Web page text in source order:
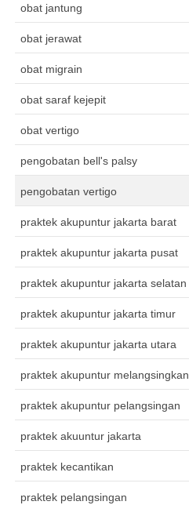
obat jantung
obat jerawat
obat migrain
obat saraf kejepit
obat vertigo
pengobatan bell's palsy
pengobatan vertigo
praktek akupuntur jakarta barat
praktek akupuntur jakarta pusat
praktek akupuntur jakarta selatan
praktek akupuntur jakarta timur
praktek akupuntur jakarta utara
praktek akupuntur melangsingkan
praktek akupuntur pelangsingan
praktek akuuntur jakarta
praktek kecantikan
praktek pelangsingan